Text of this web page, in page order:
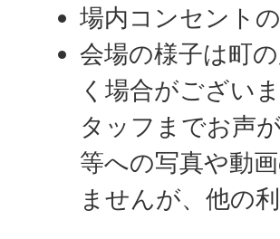
場内コンセント
会場の様子は町
く場合がござい
タッフまでお声
等への写真や動
ませんが、他の